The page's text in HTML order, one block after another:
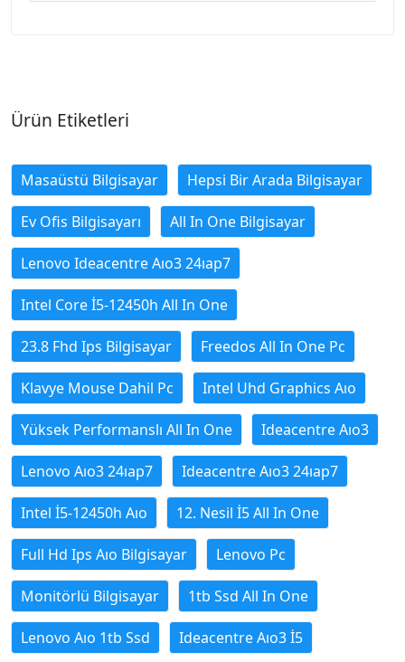
Ürün Etiketleri
Masaüstü Bilgisayar Hepsi Bir Arada Bilgisayar
Ev Ofis Bilgisayarı All In One Bilgisayar
Lenovo Ideacentre Aıo3 24ıap7
Intel Core İ5-12450h All In One
23.8 Fhd Ips Bilgisayar Freedos All In One Pc
Klavye Mouse Dahil Pc Intel Uhd Graphics Aıo
Yüksek Performanslı All In One Ideacentre Aıo3
Lenovo Aıo3 24ıap7 Ideacentre Aıo3 24ıap7
Intel İ5-12450h Aıo 12. Nesil İ5 All In One
Full Hd Ips Aıo Bilgisayar Lenovo Pc
Monitörlü Bilgisayar 1tb Ssd All In One
Lenovo Aıo 1tb Ssd Ideacentre Aıo3 İ5